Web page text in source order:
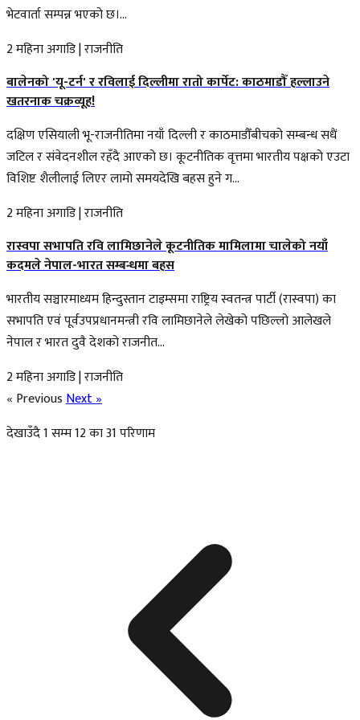
भेटवार्ता सम्पन्न भएको छ।...
2 महिना अगाडि|राजनीति
बालेनको 'यू-टर्न' र रविलाई दिल्लीमा रातो कार्पेट: काठमाडौँ हल्लाउने
खतरनाक चक्रव्यूह!
दक्षिण एसियाली भू-राजनीतिमा नयाँ दिल्ली र काठमाडौँबीचको सम्बन्ध सधैं
जटिल र संवेदनशील रहँदै आएको छ। कूटनीतिक वृत्तमा भारतीय पक्षको एउटा
विशिष्ट शैलीलाई लिएर लामो समयदेखि बहस हुने ग...
2 महिना अगाडि|राजनीति
रास्वपा सभापति रवि लामिछानेले कूटनीतिक मामिलामा चालेको नयाँ
कदमले नेपाल-भारत सम्बन्धमा बहस
भारतीय सञ्चारमाध्यम हिन्दुस्तान टाइम्समा राष्ट्रिय स्वतन्त्र पार्टी (रास्वपा) का
सभापति एवं पूर्वउपप्रधानमन्त्री रवि लामिछानेले लेखेको पछिल्लो आलेखले
नेपाल र भारत दुवै देशको राजनीत...
2 महिना अगाडि|राजनीति
« PreviousNext »
देखाउँदै1सम्म12का31परिणाम